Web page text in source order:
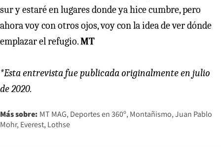
sur y estaré en lugares donde ya hice cumbre, pero
ahora voy con otros ojos, voy con la idea de ver dónde
emplazar el refugio.MT
*Esta entrevista fue publicada originalmente en julio
de 2020.
Más sobre: MT MAG Deportes en 360º Montañismo Juan Pablo
Mohr Everest Lothse